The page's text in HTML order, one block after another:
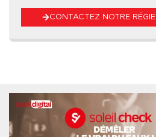
CONTACTEZ NOTRE RÉGIE